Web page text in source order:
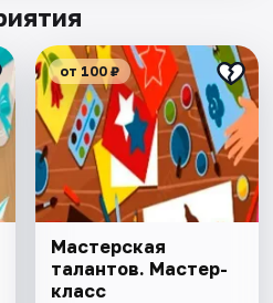
от 100 ₽
Мастерская
талантов. Мастер-
класс